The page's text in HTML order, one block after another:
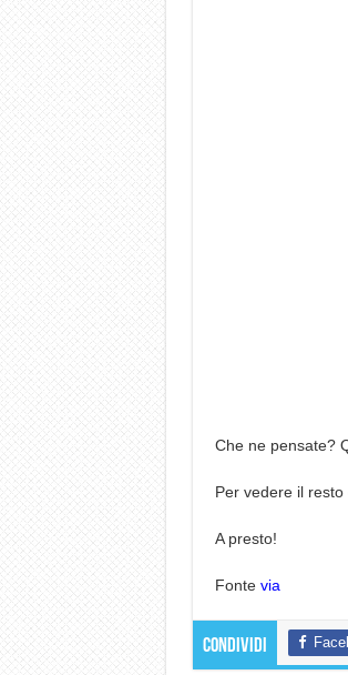
Che ne pensate?
Per vedere il
A presto!
Fonte via
Condividi